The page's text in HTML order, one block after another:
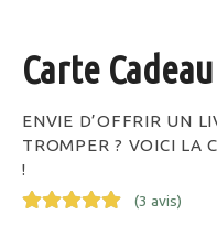
Carte
ENVIE D’OFFRIR UN
TROMPER ? VOICI LA
!
(3 avis)